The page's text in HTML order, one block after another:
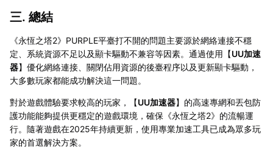
三. 總結
《永恆之塔2》PURPLE平臺打不開的問題主要源於網絡連接不穩
定、系統資源不足以及顯卡驅動不兼容等因素。通過使用【UU加速
器】優化網絡連接、關閉佔用資源的後臺程序以及更新顯卡驅動，
大多數玩家都能成功解決這一問題。
對於遊戲體驗要求較高的玩家，【UU加速器】的高速專網和丟包防
護功能能夠提供更穩定的遊戲環境，確保《永恆之塔2》的流暢運
行。隨著遊戲在2025年持續更新，使用專業加速工具已成為眾多玩
家的首選解決方案。